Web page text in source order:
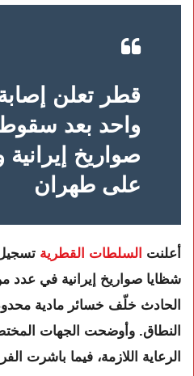
قطر تعلن
واحد بعد
صواريخ
على طهران
أعلنت السلطات القطرية
شظايا صواريخ إيرانية في عدد
الحادث خلّف خسائر مادية
النطاق. وأوضحت الجهات
الرعاية اللازمة، فيما باشرت